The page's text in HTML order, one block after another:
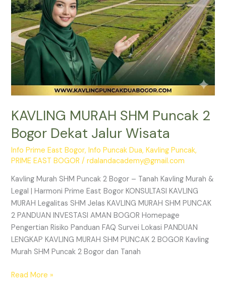
KAVLING MURAH SHM Puncak 2
Bogor Dekat Jalur Wisata
Info Prime East Bogor,Info Puncak Dua,Kavling Puncak,
PRIME EAST BOGOR /rdalandacademy@gmail.com
Kavling Murah SHM Puncak 2 Bogor – Tanah Kavling Murah &
Legal | Harmoni Prime East Bogor KONSULTASI KAVLING
MURAH Legalitas SHM Jelas KAVLING MURAH SHM PUNCAK
2 PANDUAN INVESTASI AMAN BOGOR Homepage
Pengertian Risiko Panduan FAQ Survei Lokasi PANDUAN
LENGKAP KAVLING MURAH SHM PUNCAK 2 BOGOR Kavling
Murah SHM Puncak 2 Bogor dan Tanah
Read More »